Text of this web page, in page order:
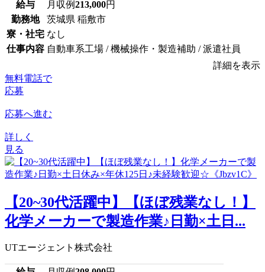
給与 月収例213,000円
勤務地
茨城県 稲敷市
寮・社宅 なし
仕事内容 自動車系工場 / 機械操作・製造補助 / 派遣社員
詳細を表示
無料電話で
応募
応募へ進む
詳しく
見る
【20~30代活躍中】【ほぼ残業なし！】
化学メーカーで製造作業♪日勤×土日...
UTエージェント株式会社